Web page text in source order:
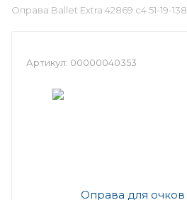
Оправа Ballet Extra 42869 c4 51-19-138
Артикул: 00000040353